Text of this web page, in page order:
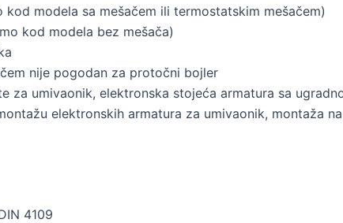
modela sa mešačem ili termostatskim mešačem)
kod modela bez mešača)
nije pogodan za protočni bojler
za umivaonik, elektronska stojeća armatura sa
elektronskih armatura za umivaonik, montaža
4109